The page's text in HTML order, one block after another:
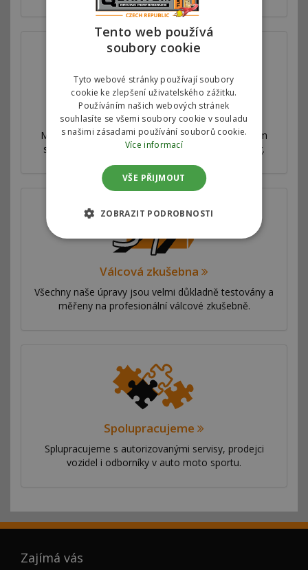
Proč jsme nejlepší
Máme síť poboček ve více než 53 zemích po celém
světě. Nabízíme výhradní autorizovaný chiptuning.
Válcová zkušebna
Všechny naše úpravy jsou velmi důkladně testovány a
měřeny na profesionální válcové zkušebně.
Spolupracujeme
Splupracujeme s autorizovanými servisy, prodejci
vozidel i odborníky v auto moto sportu.
Zajímá vás
Tento web používá
soubory cookie
Tyto webové stránky používají soubory
cookie ke zlepšení uživatelského zážitku.
Používáním našich webových stránek
souhlasíte se všemi soubory cookie v souladu
s našimi zásadami používání souborů cookie.
Více informací
VŠE PŘIJMOUT
ZOBRAZIT PODROBNOSTI